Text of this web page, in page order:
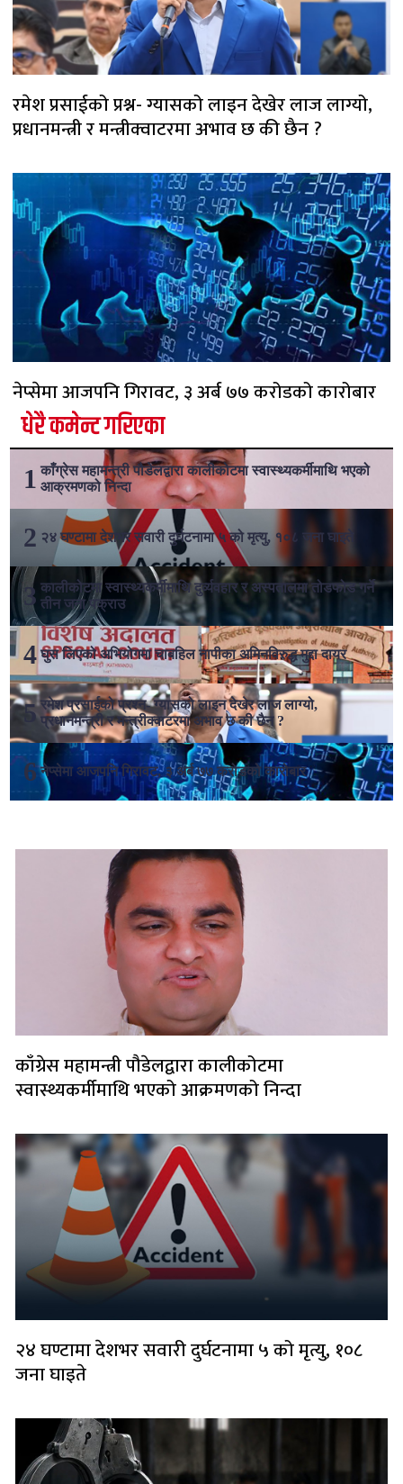
रमेश प्रसाईको प्रश्न- ग्यासको लाइन देखेर लाज लाग्यो,
प्रधानमन्त्री र मन्त्रीक्वाटरमा अभाव छ की छैन ?
नेप्सेमा आजपनि गिरावट, ३ अर्ब ७७ करोडको कारोबार
धेरै कमेन्ट गरिएका
काँग्रेस महामन्त्री पौडेलद्वारा कालीकोटमा स्वास्थ्यकर्मीमाथि भएको
आक्रमणको निन्दा
२४ घण्टामा देशभर सवारी दुर्घटनामा ५ को मृत्यु, १०८ जना घाइते
कालीकोटमा स्वास्थ्यकर्मीमाथि दुर्व्यवहार र अस्पतालमा तोडफोड गर्ने
तीन जना पक्राउ
घुस लिएको अभियोगमा चाबहिल नापीका अमिनविरुद्ध मुद्दा दायर
रमेश प्रसाईको प्रश्न- ग्यासको लाइन देखेर लाज लाग्यो,
प्रधानमन्त्री र मन्त्रीक्वाटरमा अभाव छ की छैन ?
नेप्सेमा आजपनि गिरावट, ३ अर्ब ७७ करोडको कारोबार
काँग्रेस महामन्त्री पौडेलद्वारा कालीकोटमा
स्वास्थ्यकर्मीमाथि भएको आक्रमणको निन्दा
२४ घण्टामा देशभर सवारी दुर्घटनामा ५ को मृत्यु, १०८
जना घाइते